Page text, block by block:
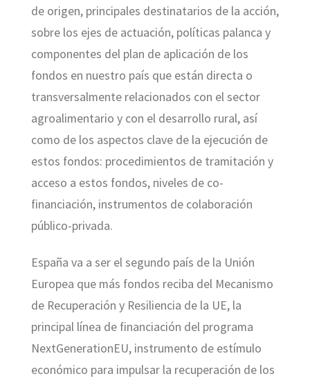
de origen, principales destinatarios de la acción,
sobre los ejes de actuación, políticas palanca y
componentes del plan de aplicación de los
fondos en nuestro país que están directa o
transversalmente relacionados con el sector
agroalimentario y con el desarrollo rural, así
como de los aspectos clave de la ejecución de
estos fondos: procedimientos de tramitación y
acceso a estos fondos, niveles de co-
financiación, instrumentos de colaboración
público-privada.
España va a ser el segundo país de la Unión
Europea que más fondos reciba del Mecanismo
de Recuperación y Resiliencia de la UE, la
principal línea de financiación del programa
NextGenerationEU, instrumento de estímulo
económico para impulsar la recuperación de los